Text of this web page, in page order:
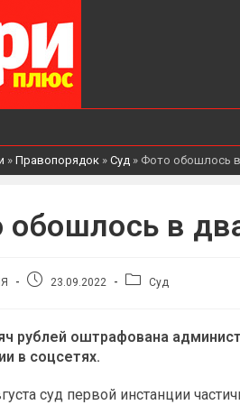
» Правопорядок » Суд » Фото обошлось
обошлось в
Запись23.09.2022
Рубрика
Суд
рублей оштрафована
в соцсетях.
суд первой инстанции